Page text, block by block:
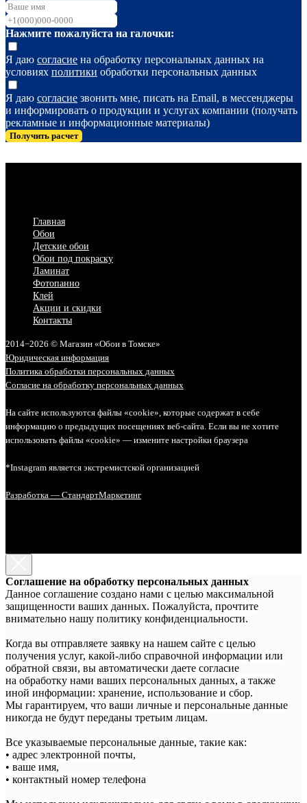
Нажмите пожалуйста на галочки:
Я даю согласие на обработку персональных данных на
условиях политики обработки персональных данных
Я даю согласие звонить мне, писать на Email, в мессенджеры
и информировать о продукции и услугах компании (получать
рекламные и информационные материалы)
Получить расчет
Главная
Обои
Детские обои
Обои под покраску
Ламинат
Фотопанно
Клей
Акции и скидки
Контакты
2014−2026 © Магазин «Обои в Томске»
Юридическая информация
Политика обработки персональных данных
Согласие на обработку персональных данных
На сайте используются файлы «cookie», которые содержат в себе
информацию о предыдущих посещениях веб-сайта. Если вы не хотите
использовать файлы «cookie» — измените настройки браузера
*Instagram является экстремистской организацией
Разработка — СтандартМаркетинг
Соглашение на обработку персональных данных
Данное соглашение создано нами с целью максимальной
защищенности ваших данных. Пожалуйста, прочтите
внимательно нашу политику конфиденциальности.
Когда вы отправляете заявку на нашем сайте с целью
получения услуг, какой-либо справочной информации или
обратной связи, вы автоматически даете согласие
на обработку нами ваших персональных данных, а также
иной информации: хранение, использование и сбор.
Мы гарантируем, что ваши личные и персональные данные
никогда не будут переданы третьим лицам.
Все указываемые персональные данные, такие как:
• адрес электронной почты,
• ваше имя,
• контактный номер телефона